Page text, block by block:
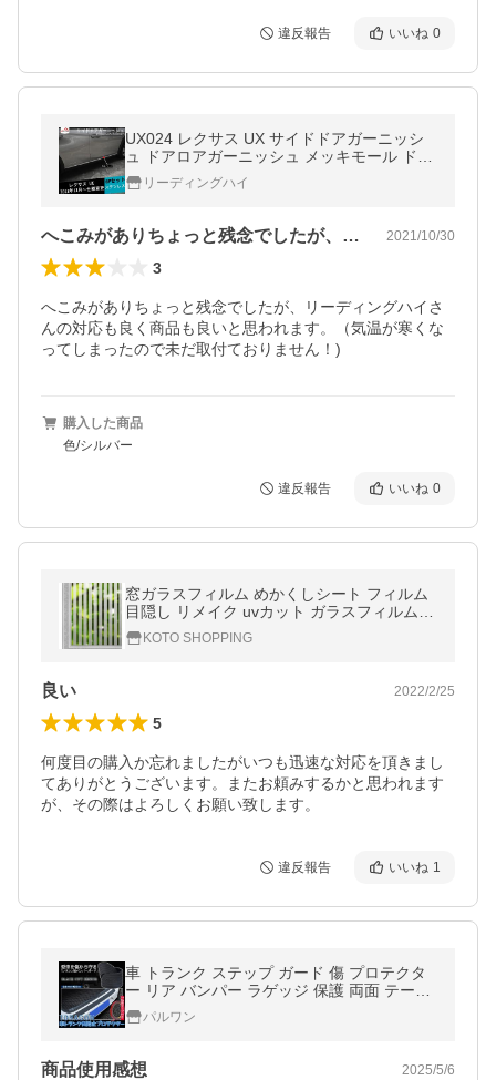
違反報告 いいね 0
UX024 レクサス UX サイドドアガーニッシ
ュ ドアロアガーニッシュ メッキモール ドレ
スアップ 粘着式 簡単装着 外装パーツ 6P
リーディングハイ
へこみがありちょっと残念でしたが、リー… 2021/10/30
3
へこみがありちょっと残念でしたが、リーディングハイさ
んの対応も良く商品も良いと思われます。（気温が寒くな
ってしまったので未だ取付ておりません！)
購入した商品
色/シルバー
違反報告 いいね 0
窓ガラスフィルム めかくしシート フィルム
目隠し リメイク uvカット ガラスフィルム
浴室 食器棚 ベランダ 風呂 窓ガラス シート
90cmX250cm ボーダー
KOTO SHOPPING
良い 2022/2/25
5
何度目の購入か忘れましたがいつも迅速な対応を頂きまし
てありがとうございます。またお頼みするかと思われます
が、その際はよろしくお願い致します。
違反報告 いいね 1
車 トランク ステップ ガード 傷 プロテクタ
ー リア バンパー ラゲッジ 保護 両面 テープ
荷物 積み下ろし キズ すべり止め 汎用 シリ
コン カー 用品 TORAGON
パルワン
商品使用感想 2025/5/6